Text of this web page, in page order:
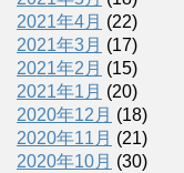
2021年4月 (22)
2021年3月 (17)
2021年2月 (15)
2021年1月 (20)
2020年12月 (18)
2020年11月 (21)
2020年10月 (30)